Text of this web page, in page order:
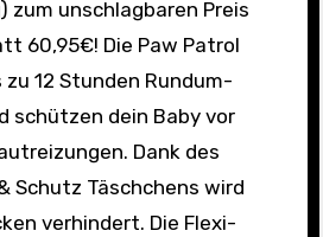
zum unschlagbaren Preis
60,95€! Die Paw Patrol
12 Stunden Rundum-
schützen dein Baby vor
Dank des
Schutz Täschchens wird
verhindert. Die Flexi-